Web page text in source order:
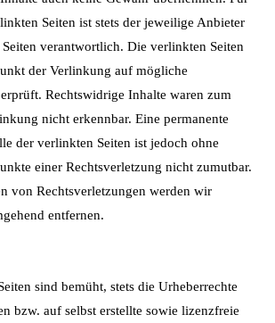
Seiten ist stets der jeweilige Anbieter
verantwortlich. Die verlinkten Seiten
der Verlinkung auf mögliche
Rechtswidrige Inhalte waren zum
nicht erkennbar. Eine permanente
der verlinkten Seiten ist jedoch ohne
einer Rechtsverletzung nicht zumutbar.
von Rechtsverletzungen werden wir
entfernen.
sind bemüht, stets die Urheberrechte
bzw. auf selbst erstellte sowie lizenzfreie